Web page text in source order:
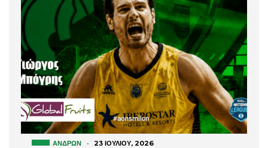
ΑΝΔΡΏΝ · 23 ΙΟΥΛΊΟΥ, 2026